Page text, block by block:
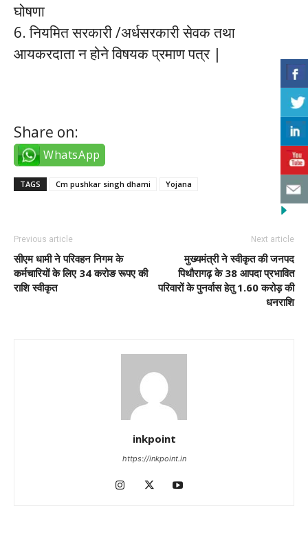
घोषणा
6. नियमित सरकारी /अर्धसरकारी सेवक तथा
आयकरदाता न होने विषयक प्रमाण पत्र |
Share on:
WhatsApp
TAGS Cm pushkar singh dhami Yojana
Previous article
सीएम धामी ने परिवहन निगम के
कर्मचारियों के लिए 34 करोङ रूपए की
राशि स्वीकृत
Next article
मुख्यमंत्री ने स्वीकृत की जनपद
पिथौरागढ़ के 38 आपदा प्रभावित
परिवारों के पुनर्वास हेतु 1.60 करोड़ की
धनराशि
inkpoint
https://inkpoint.in